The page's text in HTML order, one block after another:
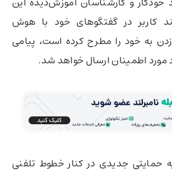
در گفتگوهای خود با هوش
به خود را مطرح کرده است، پیامی
مورد اطمینان ارسال خواهد شد.
حمایتی جدیدی در کنار خطوط تلفنی